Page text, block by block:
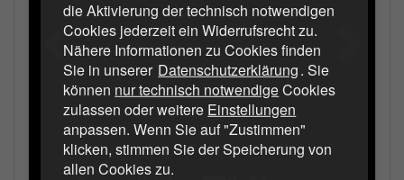
die Aktivierung der technisch notwendigen
Cookies jederzeit ein Widerrufsrecht zu.
Nähere Informationen zu Cookies finden
Sie in unserer Datenschutzerklärung. Sie
können nur technisch notwendigeCookies
zulassen oder weitere Einstellungen
anpassen. Wenn Sie auf "Zustimmen"
klicken, stimmen Sie der Speicherung von
allen Cookies zu.